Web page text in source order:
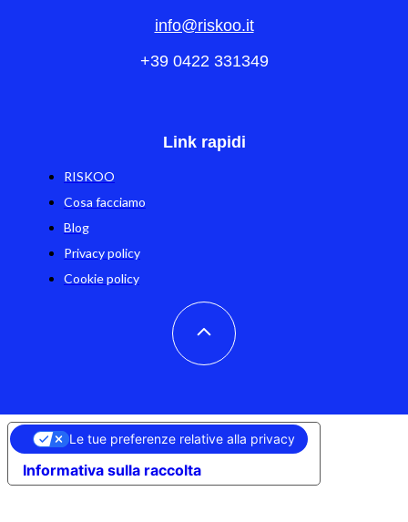
info@riskoo.it
+39 0422 331349
Link rapidi
RISKOO
Cosa facciamo
Blog
Privacy policy
Cookie policy
Informativa sulla raccolta
Le tue preferenze relative alla privacy